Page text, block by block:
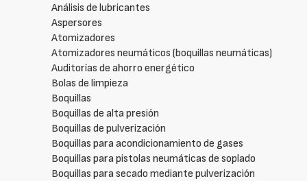
Análisis de lubricantes
Aspersores
Atomizadores
Atomizadores neumáticos (boquillas neumáticas)
Auditorías de ahorro energético
Bolas de limpieza
Boquillas
Boquillas de alta presión
Boquillas de pulverización
Boquillas para acondicionamiento de gases
Boquillas para pistolas neumáticas de soplado
Boquillas para secado mediante pulverización